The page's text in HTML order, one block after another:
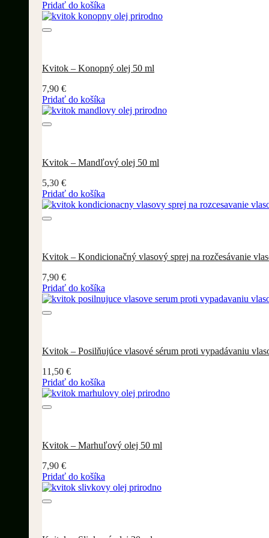
Pridať do košíka
Kvitok – Konopný olej 50 ml
7,90 €
Pridať do košíka
Kvitok – Mandľový olej 50 ml
5,30 €
Pridať do košíka
Kvitok – Kondicionačný vlasový sprej na rozčesávanie
7,90 €
Pridať do košíka
Kvitok – Posilňujúce vlasové sérum proti vypadávaniu
11,50 €
Pridať do košíka
Kvitok – Marhuľový olej 50 ml
7,90 €
Pridať do košíka